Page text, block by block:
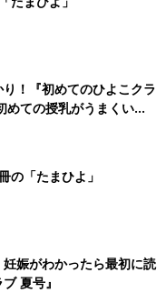
！『初めてのひよこクラ
めての授乳がうまくい
と夏のトラブル 解決テ
の「たまひよ」
娠がわかったら最初に読
夏号』